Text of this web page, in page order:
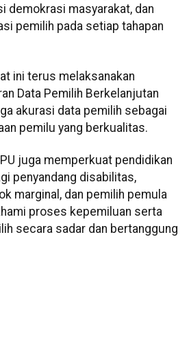
demokrasi masyarakat, dan
pemilih pada setiap tahapan
ini terus melaksanakan
Data Pemilih Berkelanjutan
akurasi data pemilih sebagai
pemilu yang berkualitas.
juga memperkuat pendidikan
penyandang disabilitas,
marginal, dan pemilih pemula
proses kepemiluan serta
secara sadar dan bertanggung